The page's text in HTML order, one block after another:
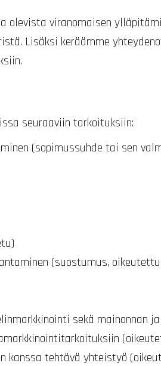
viranomaisen
Lisäksi keräämme
seuraaviin tarkoituksiin:
(sopimussuhde tai sen
(suostumus,
sekä mainonnan
tehtävä yhteistyö